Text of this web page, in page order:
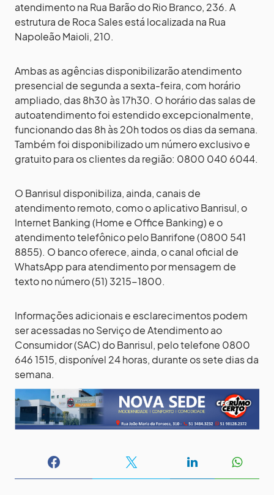
atendimento na Rua Barão do Rio Branco, 236. A
estrutura de Roca Sales está localizada na Rua
Napoleão Maioli, 210.
Ambas as agências disponibilizarão atendimento
presencial de segunda a sexta-feira, com horário
ampliado, das 8h30 às 17h30. O horário das salas de
autoatendimento foi estendido excepcionalmente,
funcionando das 8h às 20h todos os dias da semana.
Também foi disponibilizado um número exclusivo e
gratuito para os clientes da região: 0800 040 6044.
O Banrisul disponibiliza, ainda, canais de
atendimento remoto, como o aplicativo Banrisul, o
Internet Banking (Home e Office Banking) e o
atendimento telefônico pelo Banrifone (0800 541
8855). O banco oferece, ainda, o canal oficial de
WhatsApp para atendimento por mensagem de
texto no número (51) 3215-1800.
Informações adicionais e esclarecimentos podem
ser acessadas no Serviço de Atendimento ao
Consumidor (SAC) do Banrisul, pelo telefone 0800
646 1515, disponível 24 horas, durante os sete dias da
semana.